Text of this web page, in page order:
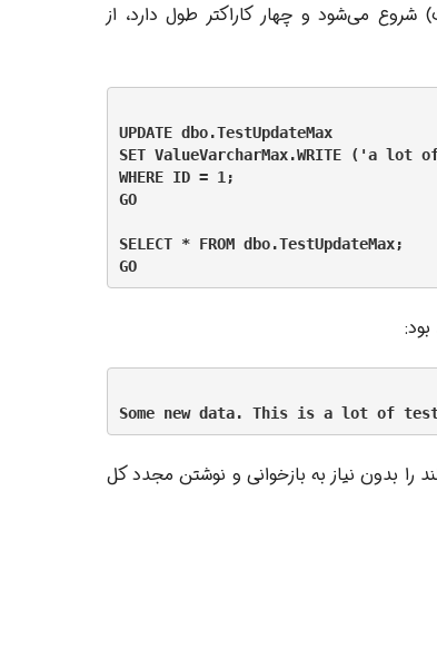
می‌شود و چهار کاراکتر طول دارد، از
UPDATE dbo.TestUpdateMax
SET ValueVarcharMax.WRITE ('a
WHERE ID = 1;
GO
SELECT * FROM dbo.TestUpdateMax;
GO
بدون نیاز به بازخوانی و نوشتن مجدد کل